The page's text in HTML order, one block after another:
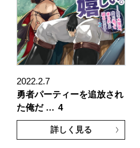
2022.2.7
勇者パーティーを追放され
た俺だ … 4
詳しく見る